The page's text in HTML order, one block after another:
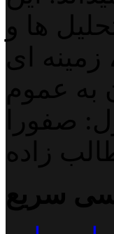
ها و
ای
به عموم
صفورا
زاده
سریع